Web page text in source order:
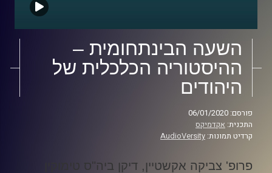
השעה הבינתחומית –
ההיסטוריה הכלכלית של
היהודים
פורסם: 06/01/2020
התכנית: אקדמיקס
קרדיט תמונות: AudioVersity
פרופ' צביקה אקשטיין, דיקן ביה"ס טימוקין